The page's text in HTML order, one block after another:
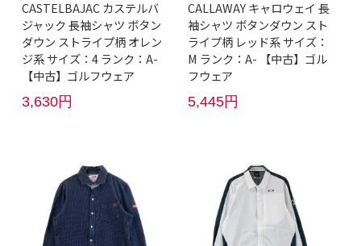
CASTELBAJAC カステルバ
ジャック 長袖シャツ ボタン
ダウン ストライプ柄 オレン
ジ系 サイズ：4 ランク：A-
【中古】ゴルフウェア
3,630円
CALLAWAY キャロウェイ 長
袖シャツ ボタンダウン スト
ライプ柄 レッド系 サイズ：
M ランク：A- 【中古】ゴル
フウェア
5,445円